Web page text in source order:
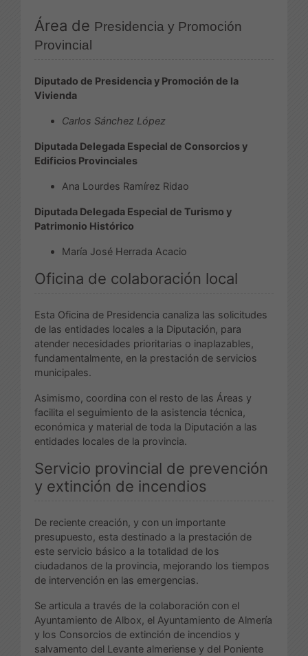
Área de Presidencia y Promoción
Provincial
Diputado de Presidencia y Promoción de la
Vivienda
Carlos Sánchez López
Diputada Delegada Especial de Consorcios y
Edificios Provinciales
Ana Lourdes Ramírez Ridao
Diputada Delegada Especial de Turismo y
Patrimonio Histórico
María José Herrada Acacio
Oficina de colaboración local
Esta Oficina de Presidencia canaliza las solicitudes
de las entidades locales a la Diputación, para
atender necesidades prioritarias o inaplazables,
fundamentalmente, en la prestación de servicios
municipales.
Asimismo, coordina con el resto de las Áreas y
facilita el seguimiento de la asistencia técnica,
económica y material de toda la Diputación a las
entidades locales de la provincia.
Servicio provincial de prevención
y extinción de incendios
De reciente creación, y con un importante
presupuesto, esta destinado a la prestación de
este servicio básico a la totalidad de los
ciudadanos de la provincia, mejorando los tiempos
de intervención en las emergencias.
Se articula a través de la colaboración con el
Ayuntamiento de Albox, el Ayuntamiento de Almería
y los Consorcios de extinción de incendios y
salvamento del Levante almeriense y del Poniente